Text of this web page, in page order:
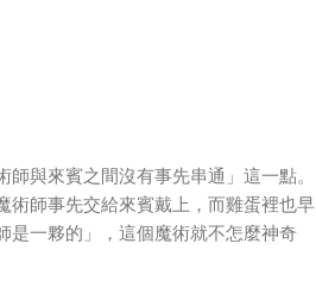
與來賓之間沒有事先串通」這一點。
術師事先交給來賓戴上，而雞蛋裡也早
是一夥的」，這個魔術就不怎麼神奇